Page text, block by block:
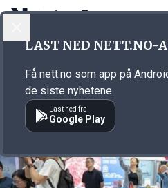
Annonsørinnhold
LAST NED NETT.NO-
Få nett.no som app på
de siste nyhetene.
Last ned fra
Google Play